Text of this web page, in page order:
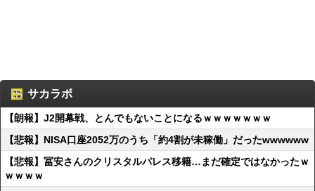
サカラボ
【朗報】J2開幕戦、とんでもないことになるｗｗｗｗｗｗｗ
【悲報】NISA口座2052万のうち「約4割が未稼働」だったwwwwww
【悲報】冨安さんのクリスタルパレス移籍…まだ確定ではなかったｗ
ｗｗｗｗ